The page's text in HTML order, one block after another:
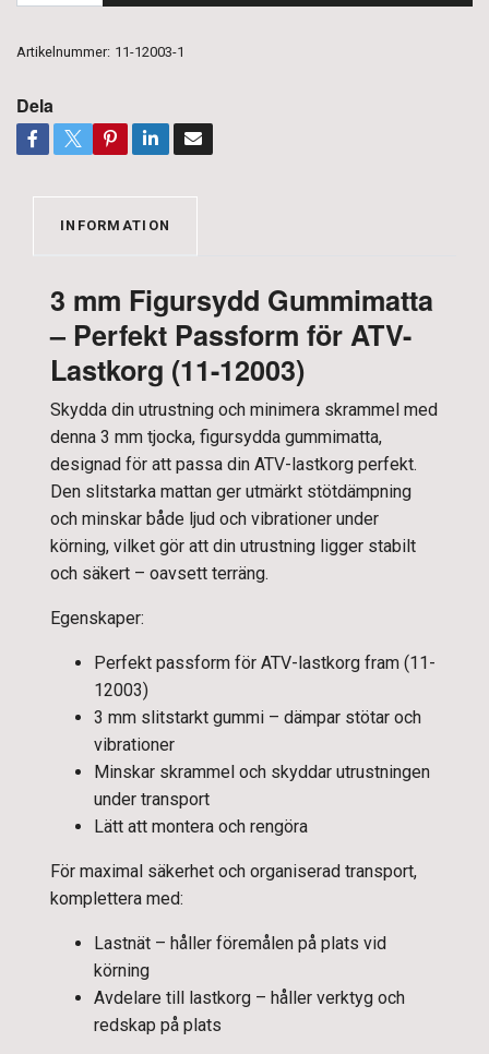
Artikelnummer: 11-12003-1
Dela
INFORMATION
3 mm Figursydd Gummimatta
– Perfekt Passform för ATV-
Lastkorg (11-12003)
Skydda din utrustning och minimera skrammel med
denna 3 mm tjocka, figursydda gummimatta,
designad för att passa din ATV-lastkorg perfekt.
Den slitstarka mattan ger utmärkt stötdämpning
och minskar både ljud och vibrationer under
körning, vilket gör att din utrustning ligger stabilt
och säkert – oavsett terräng.
Egenskaper:
Perfekt passform för ATV-lastkorg fram (11-
12003)
3 mm slitstarkt gummi – dämpar stötar och
vibrationer
Minskar skrammel och skyddar utrustningen
under transport
Lätt att montera och rengöra
För maximal säkerhet och organiserad transport,
komplettera med:
Lastnät – håller föremålen på plats vid
körning
Avdelare till lastkorg – håller verktyg och
redskap på plats